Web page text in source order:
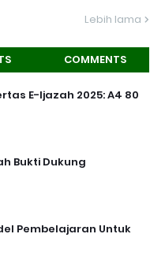
Lebih lama
COMMENTS
E-Ijazah 2025: A4 80
Bukti Dukung
Pembelajaran Untuk